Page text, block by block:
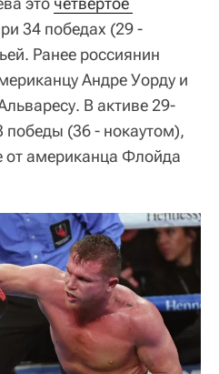
34 победах (29 -
Ранее россиянин
Андре Уорду и
В активе 29-
победы (36 - нокаутом),
от американца Флойда